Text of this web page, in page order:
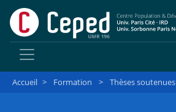
Accueil > Formation > Thèses soutenues